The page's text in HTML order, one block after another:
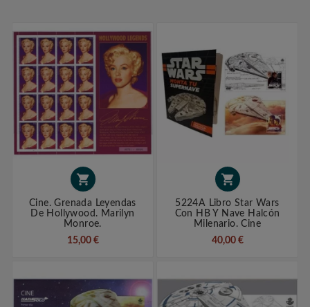

Cine. Grenada Leyendas
De Hollywood. Marilyn
Monroe.
15,00 €

5224A Libro Star Wars
Con HB Y Nave Halcón
Milenario. Cine
40,00 €